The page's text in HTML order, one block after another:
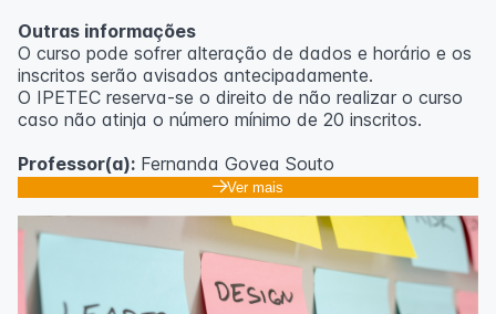
Outras informações
O curso pode sofrer alteração de dados e horário e os
inscritos serão avisados ​​antecipadamente.
O IPETEC reserva-se o direito de não realizar o curso
caso não atinja o número mínimo de 20 inscritos.
Professor(a): Fernanda Govea Souto
Ver mais